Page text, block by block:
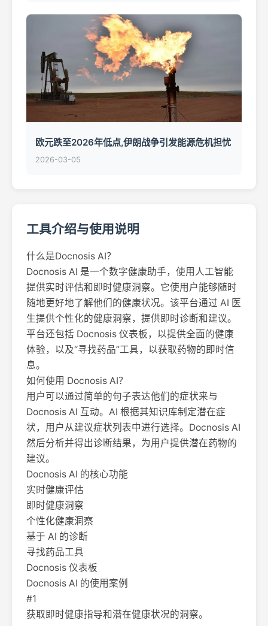
欧元跌至2026年低点,伊朗战争引发能源危机担忧
2026-03-05
工具介绍与使用说明
什么是Docnosis AI？
Docnosis AI 是一个数字健康助手，使用人工智能
提供实时评估和即时健康洞察。它使用户能够随时
随地更好地了解他们的健康状况。该平台通过 AI 医
生提供个性化的健康洞察，提供即时诊断和建议。
平台还包括 Docnosis 仪表板，以提供全面的健康
体验，以及“寻找药品”工具，以获取药物的即时信
息。
如何使用 Docnosis AI？
用户可以通过简单的句子表达他们的症状来与
Docnosis AI 互动。AI 根据其知识库制定潜在症
状，用户从建议症状列表中进行选择。Docnosis AI
然后分析并得出诊断结果，为用户提供潜在药物的
建议。
Docnosis AI 的核心功能
实时健康评估
即时健康洞察
个性化健康洞察
基于 AI 的诊断
寻找药品工具
Docnosis 仪表板
Docnosis AI 的使用案例
#1
获取即时健康指导和潜在健康状况的洞察。